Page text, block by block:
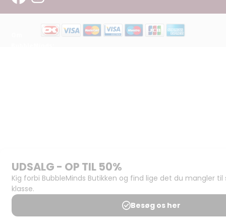
Support og
juridisk:
Spørgsmål og
svar
Medlemsbetingelser